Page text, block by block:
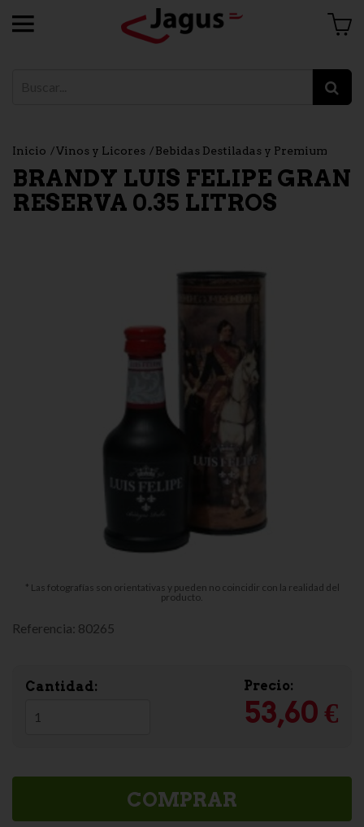
Inicio Vinos y Licores Bebidas Destiladas y Premium
BRANDY LUIS FELIPE GRAN
RESERVA 0.35 LITROS
* Las fotografías son orientativas y pueden no coincidir con la realidad del
producto.
Referencia: 80265
Cantidad: Precio:
53,60 €
COMPRAR